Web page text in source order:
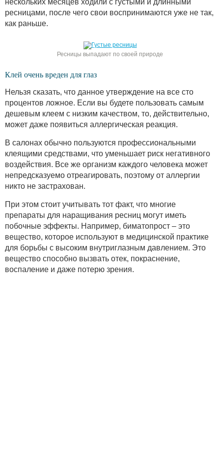
ресницами, после чего свои воспринимаются уже не так,
как раньше.
Ресницы выпадают по своей природе
Клей очень вреден для глаз
Нельзя сказать, что данное утверждение на все сто
процентов ложное. Если вы будете пользовать самым
дешевым клеем с низким качеством, то, действительно,
может даже появиться аллергическая реакция.
В салонах обычно пользуются профессиональными
клеящими средствами, что уменьшает риск негативного
воздействия. Все же организм каждого человека может
непредсказуемо отреагировать, поэтому от аллергии
никто не застрахован.
При этом стоит учитывать тот факт, что многие
препараты для наращивания ресниц могут иметь
побочные эффекты. Например, биматопрост – это
вещество, которое используют в медицинской практике
для борьбы с высоким внутриглазным давлением. Это
вещество способно вызвать отек, покраснение,
воспаление и даже потерю зрения.